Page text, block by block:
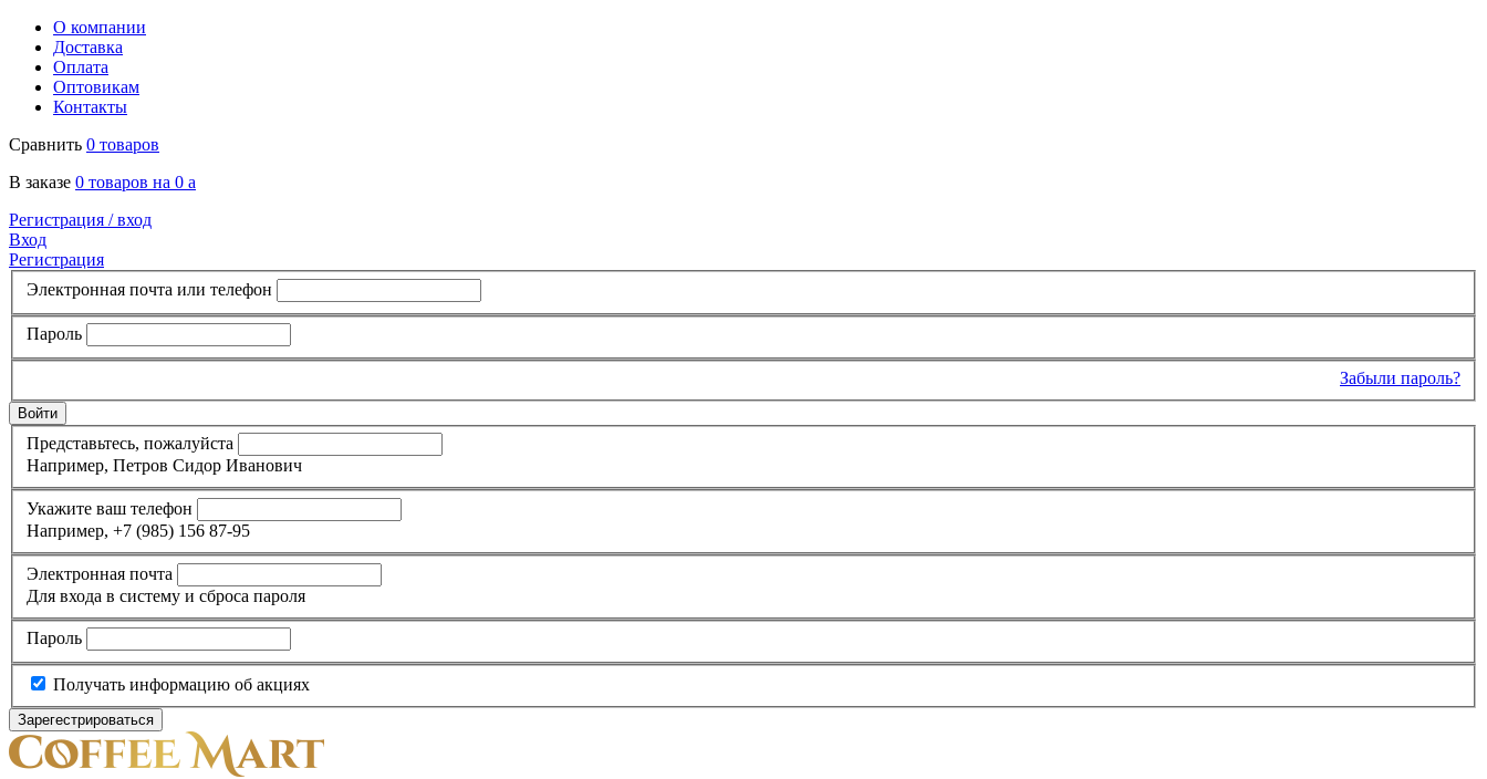
О компании
Доставка
Оплата
Оптовикам
Контакты
Сравнить 0 товаров
В заказе 0 товаров на 0 a
Регистрация /вход
Вход
Регистрация
Электронная почта или телефон
Пароль
Забыли пароль?
Представьтесь, пожалуйста
Например, Петров Сидор Иванович
Укажите ваш телефон
Например, +7 (985) 156 87-95
Электронная почта
Для входа в систему и сброса пароля
Пароль
Получать информацию об акциях